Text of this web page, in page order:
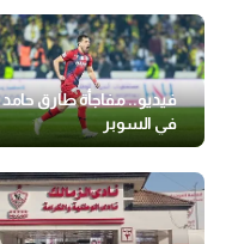
فيديو.. مفاجأة طارق حامد
في السوبر